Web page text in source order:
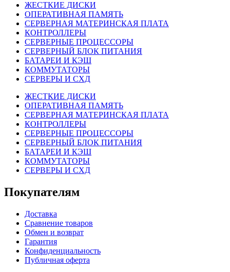
ЖЕСТКИЕ ДИСКИ
ОПЕРАТИВНАЯ ПАМЯТЬ
СЕРВЕРНАЯ МАТЕРИНСКАЯ ПЛАТА
КОНТРОЛЛЕРЫ
СЕРВЕРНЫЕ ПРОЦЕССОРЫ
СЕРВЕРНЫЙ БЛОК ПИТАНИЯ
БАТАРЕИ И КЭШ
КОММУТАТОРЫ
СЕРВЕРЫ И СХД
ЖЕСТКИЕ ДИСКИ
ОПЕРАТИВНАЯ ПАМЯТЬ
СЕРВЕРНАЯ МАТЕРИНСКАЯ ПЛАТА
КОНТРОЛЛЕРЫ
СЕРВЕРНЫЕ ПРОЦЕССОРЫ
СЕРВЕРНЫЙ БЛОК ПИТАНИЯ
БАТАРЕИ И КЭШ
КОММУТАТОРЫ
СЕРВЕРЫ И СХД
Покупателям
Доставка
Сравнение товаров
Обмен и возврат
Гарантия
Конфиденциальность
Публичная оферта